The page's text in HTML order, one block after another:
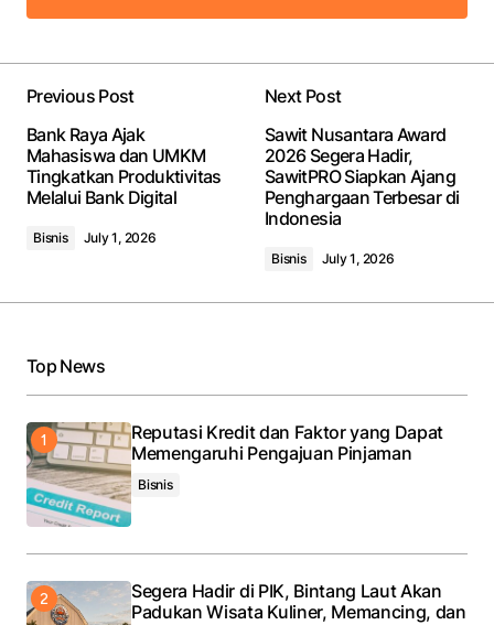
Add a comment
fields are marked
Comment*
Save my name, email, and website in this browser
for the next time I comment.
Submit Comment
Previous Post
Bank Raya Ajak
Mahasiswa dan UMKM
Tingkatkan Produktivitas
Melalui Bank Digital
Bisnis July 1, 2026
Next Post
Sawit Nusantara Award
2026 Segera Hadir,
SawitPRO Siapkan Ajang
Penghargaan Terbesar di
Indonesia
Bisnis July 1, 2026
Top News
Reputasi Kredit dan Faktor yang Dapat
Memengaruhi Pengajuan Pinjaman
Bisnis
Segera Hadir di PIK, Bintang Laut Akan
Padukan Wisata Kuliner, Memancing, dan